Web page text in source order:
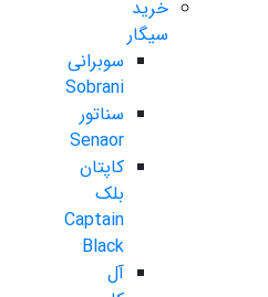
خرید
سیگار
سوبرانی
Sobrani
سناتور
Senaor
کاپتان
بلک
Captain
Black
آل